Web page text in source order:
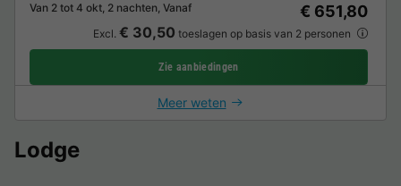
Van 2 tot 4 okt, 2 nachten, Vanaf
€ 651,80
Excl. € 30,50 toeslagen op basis van 2 personen
Zie aanbiedingen
Meer weten
Lodge